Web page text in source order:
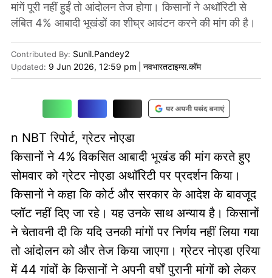
मांगें पूरी नहीं हुईं तो आंदोलन तेज होगा। किसानों ने अथॉरिटी से
लंबित 4% आबादी भूखंडों का शीघ्र आवंटन करने की मांग की है।
Contributed By: Sunil.Pandey2
Updated: 9 Jun 2026, 12:59 pm नवभारतटाइम्स.कॉम
n NBT रिपोर्ट, ग्रेटर नोएडा
किसानों ने 4% विकसित आबादी भूखंड की मांग करते हुए
सोमवार को ग्रेटर नोएडा अथाॅरिटी पर प्रदर्शन किया।
किसानों ने कहा कि कोर्ट और सरकार के आदेश के बावजूद
प्लॉट नहीं दिए जा रहे। यह उनके साथ अन्याय है। किसानों
ने चेतावनी दी कि यदि उनकी मांगों पर निर्णय नहीं लिया गया
तो आंदोलन को और तेज किया जाएगा। ग्रेटर नोएडा एरिया
में 44 गांवों के किसानों ने अपनी वर्षों पुरानी मांगों को लेकर